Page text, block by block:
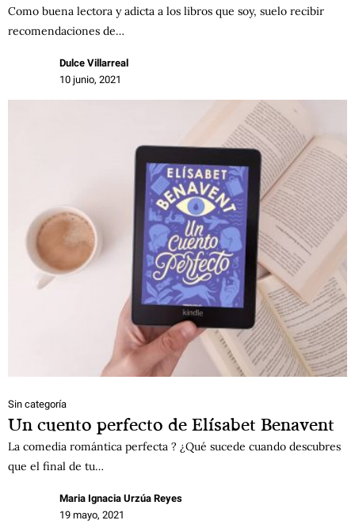
Como buena lectora y adicta a los libros que soy, suelo recibir
recomendaciones de…
Dulce Villarreal
10 junio, 2021
Sin categoría
Un cuento perfecto de Elísabet Benavent
La comedia romántica perfecta ? ¿Qué sucede cuando descubres
que el final de tu…
Maria Ignacia Urzúa Reyes
19 mayo, 2021